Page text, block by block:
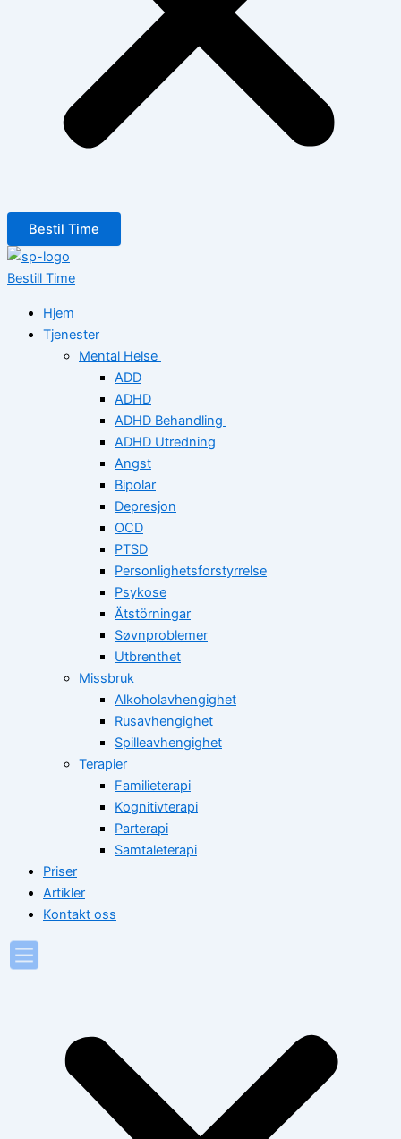
Bestil Time
Bestill Time
Hjem
Tjenester
Mental Helse
ADD
ADHD
ADHD Behandling
ADHD Utredning
Angst
Bipolar
Depresjon
OCD
PTSD
Personlighetsforstyrrelse
Psykose
Ätstörningar
Søvnproblemer
Utbrenthet
Missbruk
Alkoholavhengighet
Rusavhengighet
Spilleavhengighet
Terapier
Familieterapi
Kognitivterapi
Parterapi
Samtaleterapi
Priser
Artikler
Kontakt oss